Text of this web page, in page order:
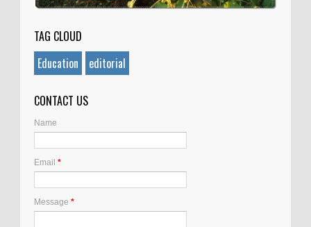
TAG CLOUD
Education
editorial
CONTACT US
Name
Email *
Message *